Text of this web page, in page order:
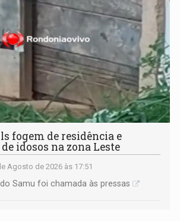
fogem de residência e
idosos na zona Leste
Agosto de 2026 às 17:51
Samu foi chamada às pressas